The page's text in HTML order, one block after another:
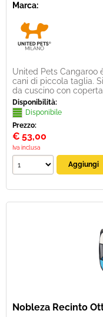
Marca:
United Pets Cangaroo
cani di piccola taglia.
da cuscino con
Disponibilità:
Disponibile
Prezzo:
€ 53,00
Iva inclusa
Nobleza Recinto